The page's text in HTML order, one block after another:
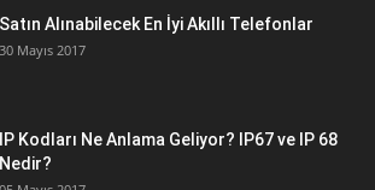
Satın Alınabilecek En İyi Akıllı Telefonlar
30 Mayıs 2017
IP Kodları Ne Anlama Geliyor? IP67 ve IP 68
Nedir?